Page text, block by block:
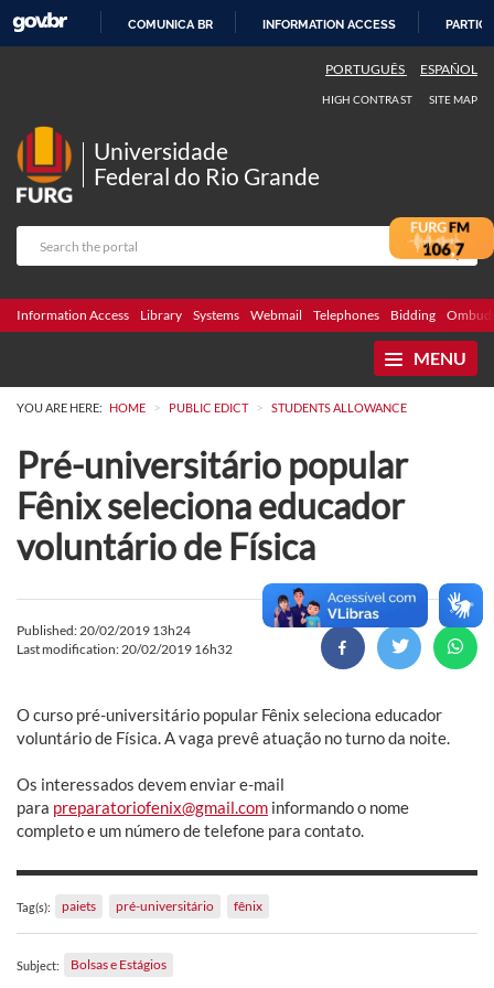
COMUNICA BR INFORMATION ACCESS
PORTUGUÊS ESPAÑOL
HIGH CONTRAST SITE MAP
Universidade
Federal do Rio Grande
Information Access Library Systems Webmail Telephones Bidding
MENU
YOU ARE HERE: HOME > PUBLIC EDICT > STUDENTS ALLOWANCE
Pré-universitário popular
Fênix seleciona educador
voluntário de Física
Published: 20/02/2019 13h24
Last modification: 20/02/2019 16h32
O curso pré-universitário popular Fênix seleciona educador
voluntário de Física. A vaga prevê atuação no turno da noite.
Os interessados devem enviar e-mail
para preparatoriofenix@gmail.com informando o nome
completo e um número de telefone para contato.
Tag(s): paiets pré-universitário fênix
Subject: Bolsas e Estágios